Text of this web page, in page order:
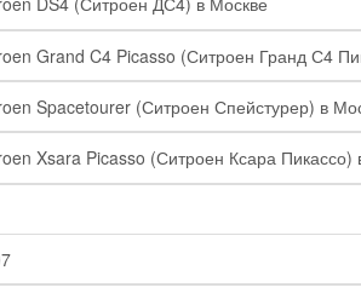
Grand C4 Picasso (Ситроен Гранд С4
Spacetourer (Ситроен Спейстурер) в
Xsara Picasso (Ситроен Ксара Пикассо)